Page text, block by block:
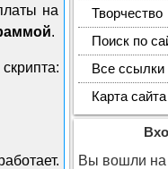
на
.
Творчество
Поиск по
Все ссылки
Карта сайта
Вы вошли на